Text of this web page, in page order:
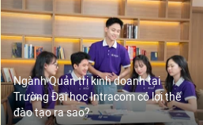
Ngành Quản trị kinh doanh tại
Trường Đại học Intracom có lợi thế
đào tạo ra sao?